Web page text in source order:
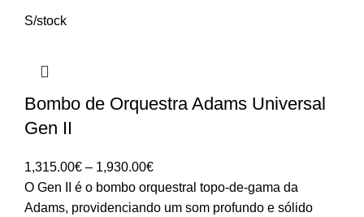
S/stock
Bombo de Orquestra Adams Universal
Gen II
1,315.00€ – 1,930.00€Price
range:
1,315.00€
O Gen II é o bombo orquestral topo-de-gama da
Adams, providenciando um som profundo e sólido